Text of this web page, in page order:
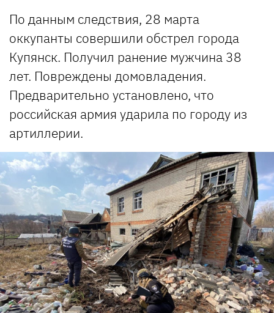
По данным следствия, 28 марта
оккупанты совершили обстрел города
Купянск. Получил ранение мужчина 38
лет. Повреждены домовладения.
Предварительно установлено, что
российская армия ударила по городу из
артиллерии.